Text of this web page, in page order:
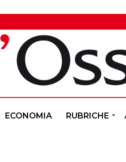
ECONOMIA RUBRICHE